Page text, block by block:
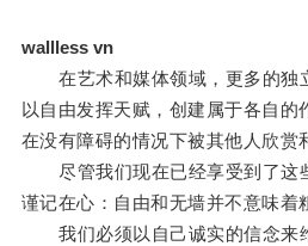
wallless vn
在艺术和媒体领域，更多的独
以自由发挥天赋，创建属于各自的
在没有障碍的情况下被其他人欣赏
尽管我们现在已经享受到了这
谨记在心：自由和无墙并不意味着
我们必须以自己诚实的信念来